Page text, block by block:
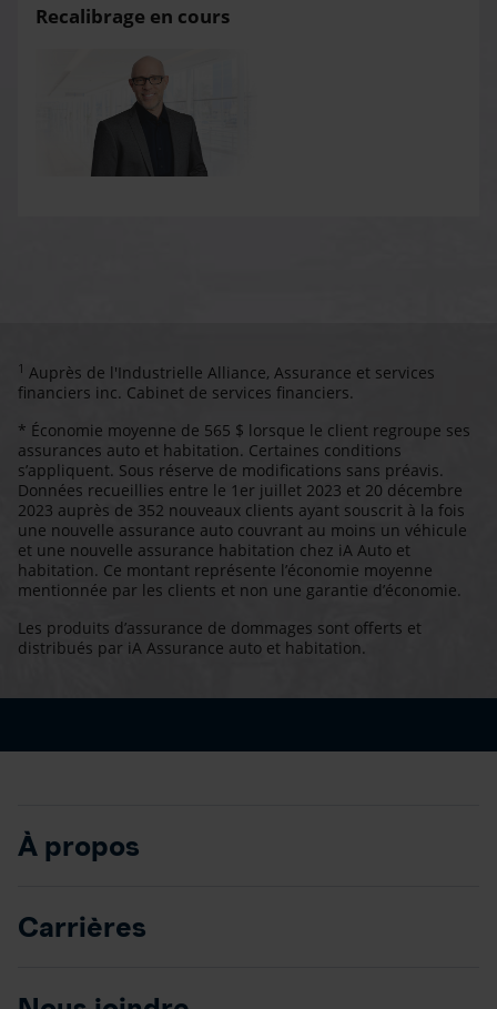
Recalibrage en cours
1 Auprès de l'Industrielle Alliance, Assurance et services
financiers inc. Cabinet de services financiers.
* Économie moyenne de 565 $ lorsque le client regroupe ses
assurances auto et habitation. Certaines conditions
s’appliquent. Sous réserve de modifications sans préavis.
Données recueillies entre le 1er juillet 2023 et 20 décembre
2023 auprès de 352 nouveaux clients ayant souscrit à la fois
une nouvelle assurance auto couvrant au moins un véhicule
et une nouvelle assurance habitation chez iA Auto et
habitation. Ce montant représente l’économie moyenne
mentionnée par les clients et non une garantie d’économie.
Les produits d’assurance de dommages sont offerts et
distribués par iA Assurance auto et habitation.
À propos
Carrières